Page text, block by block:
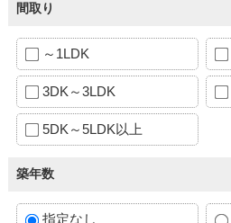
間取り
～1LDK
3DK～3LDK
5DK～5LDK以上
築年数
指定なし